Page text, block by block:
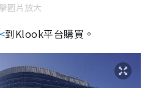
圖片放大
到Klook平台購買。